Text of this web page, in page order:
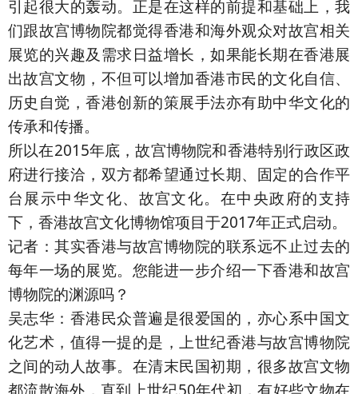
引起很大的轰动。正是在这样的前提和基础上，我
们跟故宫博物院都觉得香港和海外观众对故宫相关
展览的兴趣及需求日益增长，如果能长期在香港展
出故宫文物，不但可以增加香港市民的文化自信、
历史自觉，香港创新的策展手法亦有助中华文化的
传承和传播。
所以在2015年底，故宫博物院和香港特别行政区政
府进行接洽，双方都希望通过长期、固定的合作平
台展示中华文化、故宫文化。在中央政府的支持
下，香港故宫文化博物馆项目于2017年正式启动。
记者：其实香港与故宫博物院的联系远不止过去的
每年一场的展览。您能进一步介绍一下香港和故宫
博物院的渊源吗？
吴志华：香港民众普遍是很爱国的，亦心系中国文
化艺术，值得一提的是，上世纪香港与故宫博物院
之间的动人故事。在清末民国初期，很多故宫文物
都流散海外，直到上世纪50年代初，有好些文物在